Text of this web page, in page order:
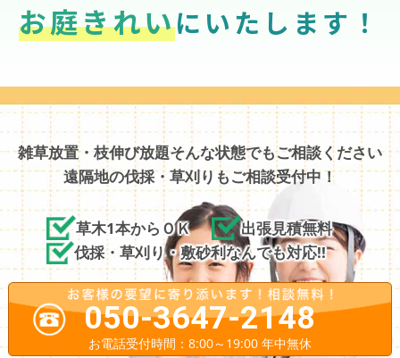
お庭きれいにいたします！
雑草放置・枝伸び放題そんな状態でもご相談ください
遠隔地の伐採・草刈りもご相談受付中！
草木1本からＯＫ
出張見積無料
伐採・草刈り・敷砂利なんでも対応!!
050-3647-2148
お電話受付時間：8:00～19:00 年中無休